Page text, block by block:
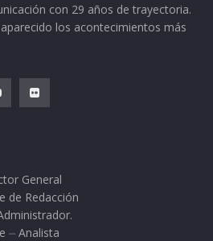
con 29 años de trayectoria.
los acontecimientos más
General
de Redacción
⏤ Analista